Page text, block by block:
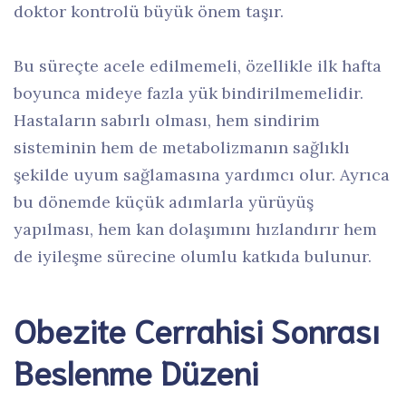
doktor kontrolü büyük önem taşır.
Bu süreçte acele edilmemeli, özellikle ilk hafta
boyunca mideye fazla yük bindirilmemelidir.
Hastaların sabırlı olması, hem sindirim
sisteminin hem de metabolizmanın sağlıklı
şekilde uyum sağlamasına yardımcı olur. Ayrıca
bu dönemde küçük adımlarla yürüyüş
yapılması, hem kan dolaşımını hızlandırır hem
de iyileşme sürecine olumlu katkıda bulunur.
Obezite Cerrahisi Sonrası
Beslenme Düzeni